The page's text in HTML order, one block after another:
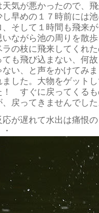
天気が悪かったので、
し早めの１７時前には
、そして１時間も飛来
いながら池の周りを散
ラの枝に飛来してくれ
ても飛び込まない、何
ない、と声をかけてみ
ました。大物をゲット
！ すぐに戻ってくる
、戻ってきませんでし
応が遅れて水出は痛恨